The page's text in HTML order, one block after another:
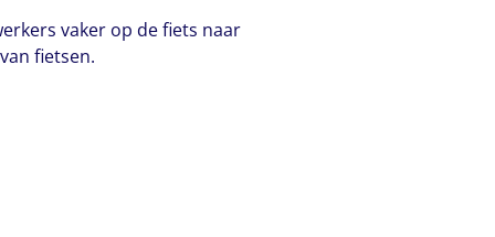
vaker op de fiets naar
fietsen.